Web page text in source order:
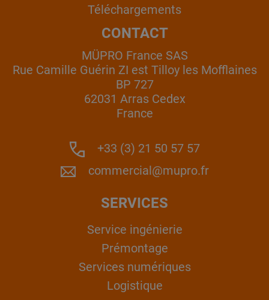
Téléchargements
CONTACT
MÜPRO France SAS
Rue Camille Guérin ZI est Tilloy les Mofflaines
BP 727
62031 Arras Cedex
France
+33 (3) 21 50 57 57
commercial@mupro.fr
SERVICES
Service ingénierie
Prémontage
Services numériques
Logistique